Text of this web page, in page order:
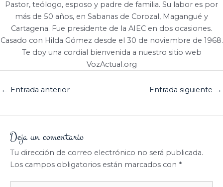
Pastor, teólogo, esposo y padre de familia. Su labor es por
más de 50 años, en Sabanas de Corozal, Magangué y
Cartagena. Fue presidente de la AIEC en dos ocasiones.
Casado con Hilda Gómez desde el 30 de noviembre de 1968.
Te doy una cordial bienvenida a nuestro sitio web
VozActual.org
← Entrada anterior Entrada siguiente →
Deja un comentario
Tu dirección de correo electrónico no será publicada.
Los campos obligatorios están marcados con *